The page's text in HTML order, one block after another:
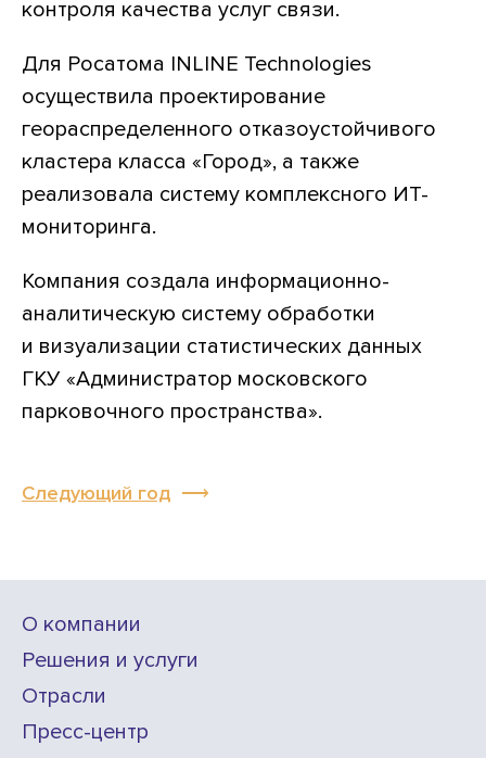
контроля качества услуг связи.
Для Росатома INLINE Technologies
осуществила проектирование
геораспределенного отказоустойчивого
кластера класса «Город», а также
реализовала систему комплексного ИТ-
мониторинга.
Компания создала информационно-
аналитическую систему обработки
и визуализации статистических данных
ГКУ «Администратор московского
парковочного пространства».
Следующий год
О компании
Решения и услуги
Отрасли
Пресс-центр